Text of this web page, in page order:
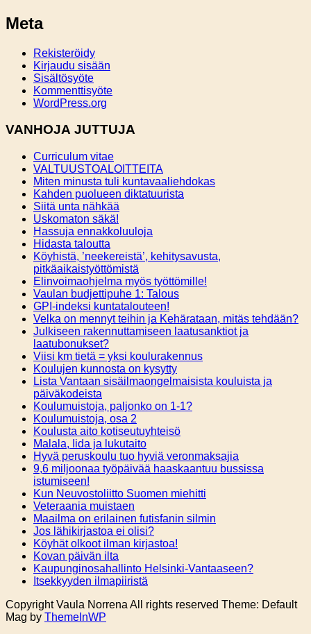
Meta
Rekisteröidy
Kirjaudu sisään
Sisältösyöte
Kommenttisyöte
WordPress.org
VANHOJA JUTTUJA
Curriculum vitae
VALTUUSTOALOITTEITA
Miten minusta tuli kuntavaaliehdokas
Kahden puolueen diktatuurista
Siitä unta nähkää
Uskomaton säkä!
Hassuja ennakkoluuloja
Hidasta taloutta
Köyhistä, ’neekereistä’, kehitysavusta,
pitkäaikaistyöttömistä
Elinvoimaohjelma myös työttömille!
Vaulan budjettipuhe 1: Talous
GPI-indeksi kuntatalouteen!
Velka on mennyt teihin ja Kehärataan, mitäs tehdään?
Julkiseen rakennuttamiseen laatusanktiot ja
laatubonukset?
Viisi km tietä = yksi koulurakennus
Koulujen kunnosta on kysytty
Lista Vantaan sisäilmaongelmaisista kouluista ja
päiväkodeista
Koulumuistoja, paljonko on 1-1?
Koulumuistoja, osa 2
Koulusta aito kotiseutuyhteisö
Malala, Iida ja lukutaito
Hyvä peruskoulu tuo hyviä veronmaksajia
9,6 miljoonaa työpäivää haaskaantuu bussissa
istumiseen!
Kun Neuvostoliitto Suomen miehitti
Veteraania muistaen
Maailma on erilainen futisfanin silmin
Jos lähikirjastoa ei olisi?
Köyhät olkoot ilman kirjastoa!
Kovan päivän ilta
Kaupunginosahallinto Helsinki-Vantaaseen?
Itsekkyyden ilmapiiristä
Copyright Vaula Norrena All rights reserved Theme: Default
Mag by ThemeInWP